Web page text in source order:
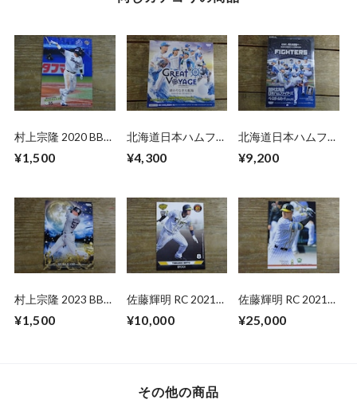
村上宗隆 2020 BBM
¥1,500
北海道日本ハムファ
ット 2025 BBM 未
¥4,300
北海道日本ハムファ
未開封 BOX
¥9,200
村上宗隆 2023 BBM
¥1,500
佐藤輝明 RC 2021
ROOKIES&STARS
¥10,000
佐藤輝明 RC 2021
ン
¥25,000
その他の商品